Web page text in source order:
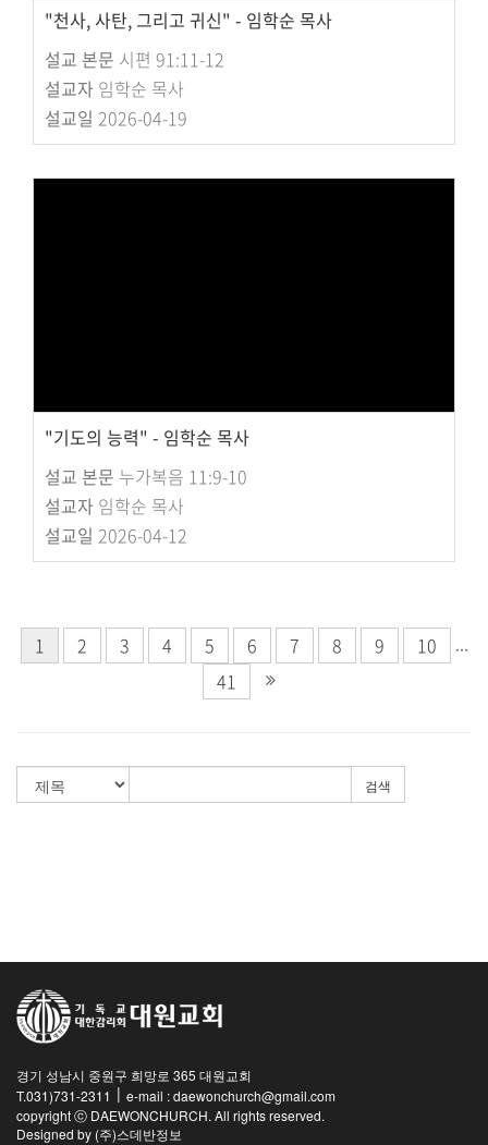
"천사, 사탄, 그리고 귀신" - 임학순 목사
설교 본문 시편 91:11-12
설교자 임학순 목사
설교일 2026-04-19
"기도의 능력" - 임학순 목사
설교 본문 누가복음 11:9-10
설교자 임학순 목사
설교일 2026-04-12
1 2 3 4 5 6 7 8 9 10
41
검색
경기 성남시 중원구 희망로 365 대원교회
T.031)731-2311 | e-mail : daewonchurch@gmail.com
copyright ⓒ DAEWONCHURCH. All rights reserved.
Designed by (주)스데반정보